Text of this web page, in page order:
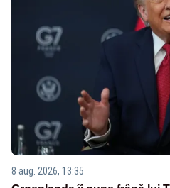
8 aug. 2026, 13:35